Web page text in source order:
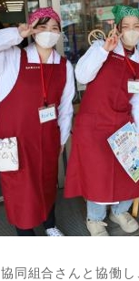
同組合さんと協働